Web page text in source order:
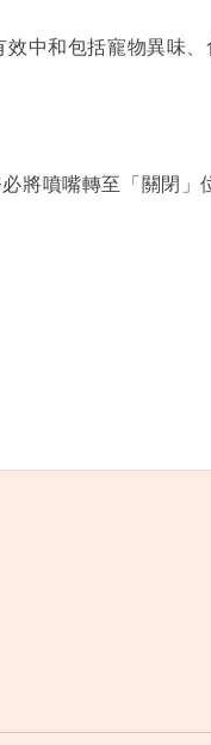
中和包括寵物異味、
將噴嘴轉至「關閉」